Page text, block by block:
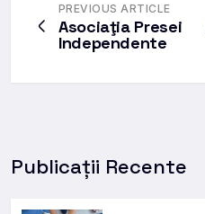
PREVIOUS ARTICLE
Asociaţia Presei
Independente
Publicații Recente